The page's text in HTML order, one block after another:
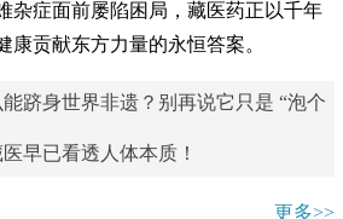
杂症面前屡陷困局，藏医药正以千年
康贡献东方力量的永恒答案。
跻身世界非遗？别再说它只是 “泡个
早已看透人体本质！
更多>>